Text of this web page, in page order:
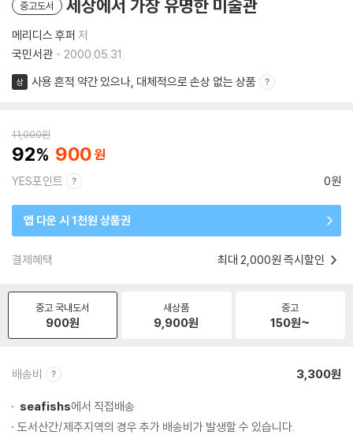
중고도서 세상에서 가장 유명한 미술관
메리디스 후퍼 저
국민서관
2000.05.31.
상 사용 흔적 약간 있으나, 대체적으로 손상 없는 상품
11,000원
92 900
YES포인트 0원
앱 다운 시 1천원 상품권
결제혜택 최대 2,000원 즉시할인
중고 국내도서
900원
새상품
9,900원
중고
150원~
배송비 3,300원
seafishs에서 직접배송
도서산간/제주지역의 경우 추가 배송비가 발생할 수 있습니다.